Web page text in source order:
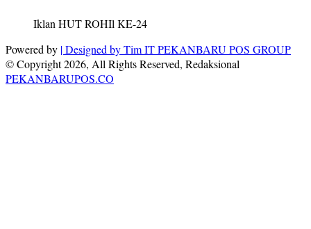
Iklan HUT ROHIl KE-24
Powered by | Designed byTim IT PEKANBARU POS GROUP
© Copyright 2026, All Rights Reserved, Redaksional
PEKANBARUPOS.CO